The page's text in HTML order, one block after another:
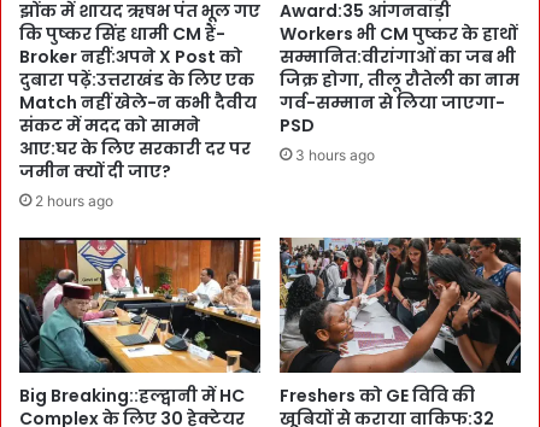
पु
ष्क
र
के
ह
वा
ले
:
b
i
n
e
t
में
ण
के
D
i
r
e
c
t
की
कु
र्सी
भी
सौं
पी
झोंक में शायद ऋषभ पंत भूल गए
कि पुष्कर सिंह धामी CM हैं-
Broker नहीं:अपने X Post को
दुबारा पढ़ें:उत्तराखंड के लिए एक
Match नहीं खेले-न कभी दैवीय
संकट में मदद को सामने
आए:घर के लिए सरकारी दर पर
जमीन क्यों दी जाए?
2 hours ago
Award:35 आंगनवाड़ी
Workers भी CM पुष्कर के हाथों
सम्मानित:वीरांगाओं का जब भी
जिक्र होगा, तीलू रौतेली का नाम
गर्व-सम्मान से लिया जाएगा-
PSD
3 hours ago
Big Breaking::हल्द्वानी में HC
Complex के लिए 30 हेक्टेयर
Freshers को GE विवि की
खूबियों से कराया वाकिफ:32